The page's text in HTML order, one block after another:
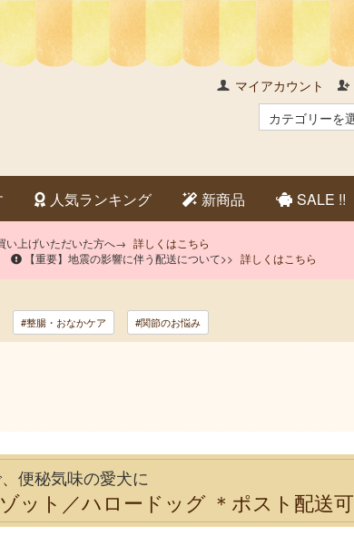
マイアカウント
人気ランキング 新商品 SALE !!
い上げいただいた方へ→ 詳しくはこちら
【重要】地震の影響に伴う配送について>> 詳しくはこちら
#整腸・おなかケア #関節のお悩み
便秘気味の愛犬に
ット／ハロードッグ ＊ポスト配送可